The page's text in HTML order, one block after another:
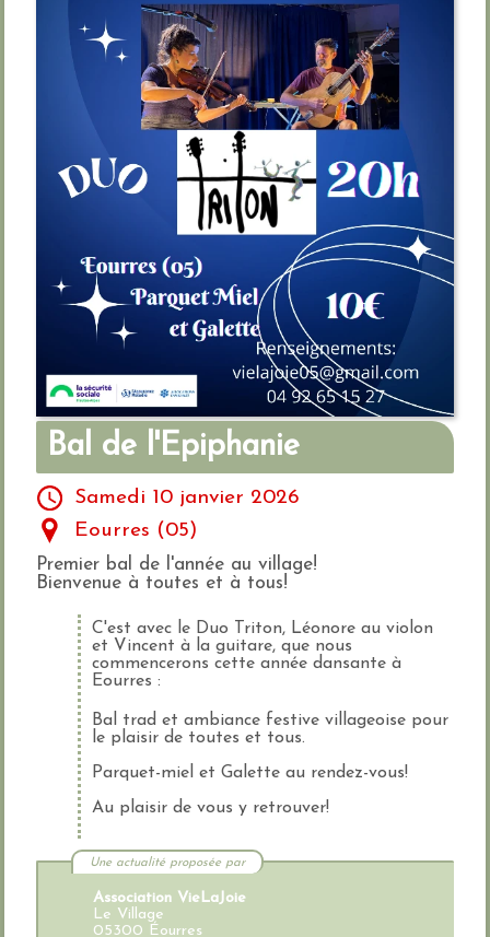
Bal de l'Epiphanie
Samedi 10 janvier 2026
Eourres (05)
Premier bal de l'année au village!
Bienvenue à toutes et à tous!
C'est avec le Duo Triton, Léonore au violon
et Vincent à la guitare, que nous
commencerons cette année dansante à
Eourres :
Bal trad et ambiance festive villageoise pour
le plaisir de toutes et tous.
Parquet-miel et Galette au rendez-vous!
Au plaisir de vous y retrouver!
Une actualité proposée par
Association VieLaJoie
Le Village
05300 Éourres